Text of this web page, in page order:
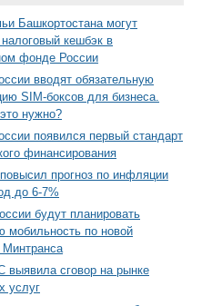
Башкортостана могут
кешбэк в
фонде России
вводят обязательную
SIM-боксов для бизнеса.
нужно?
появился первый стандарт
финансирования
прогноз по инфляции
до 6-7%
будут планировать
мобильность по новой
Минтранса
выявила сговор на рынке
услуг